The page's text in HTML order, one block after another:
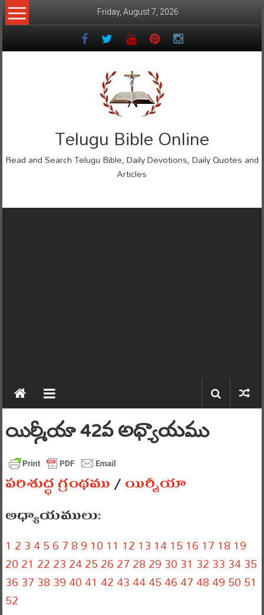
Skip
to
Friday, August 7, 2026
Telugu Bible Online
Read and Search Telugu Bible, Daily Devotions, Daily Quotes and
Articles
యిర్మీయా 42వ అధ్యాయము
పరిశుద్ధ గ్రంథము/యిర్మీయా
అధ్యాయములు:
1 23456789 10 11 12 13 1415 16 17 18 19
2021 22232425262728293031 32333435
363738394041 42434445464748495051
52